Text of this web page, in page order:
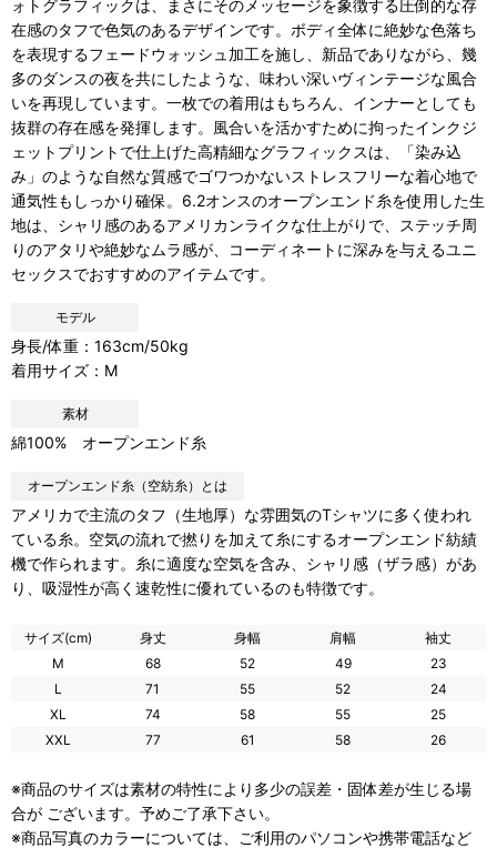
ォトグラフィックは、まさにそのメッセージを象徴する圧倒的な存
在感のタフで色気のあるデザインです。ボディ全体に絶妙な色落ち
を表現するフェードウォッシュ加工を施し、新品でありながら、幾
多のダンスの夜を共にしたような、味わい深いヴィンテージな風合
いを再現しています。一枚での着用はもちろん、インナーとしても
抜群の存在感を発揮します。風合いを活かすために拘ったインクジ
ェットプリントで仕上げた高精細なグラフィックスは、「染み込
み」のような自然な質感でゴワつかないストレスフリーな着心地で
通気性もしっかり確保。6.2オンスのオープンエンド糸を使用した生
地は、シャリ感のあるアメリカンライクな仕上がりで、ステッチ周
りのアタリや絶妙なムラ感が、コーディネートに深みを与えるユニ
セックスでおすすめのアイテムです。
モデル
身長/体重：163cm/50kg
着用サイズ：M
素材
綿100% オープンエンド糸
オープンエンド糸（空紡糸）とは
アメリカで主流のタフ（生地厚）な雰囲気のTシャツに多く使われ
ている糸。空気の流れで撚りを加えて糸にするオープンエンド紡績
機で作られます。糸に適度な空気を含み、シャリ感（ザラ感）があ
り、吸湿性が高く速乾性に優れているのも特徴です。
サイズ(cm) 身丈 身幅 肩幅
袖丈
M
68 52 49
23
L
71 55 52
24
XL
74 58 55
25
XXL
77 61 58 26
※商品のサイズは素材の特性により多少の誤差・固体差が生じる場
合が ございます。予めご了承下さい。
※商品写真のカラーについては、ご利用のパソコンや携帯電話など